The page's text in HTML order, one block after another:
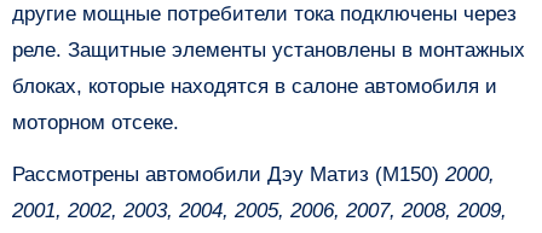
другие мощные потребители тока подключены через
реле. Защитные элементы установлены в монтажных
блоках, которые находятся в салоне автомобиля и
моторном отсеке.
Рассмотрены автомобили Дэу Матиз (M150) 2000,
2001, 2002, 2003, 2004, 2005, 2006, 2007, 2008, 2009,